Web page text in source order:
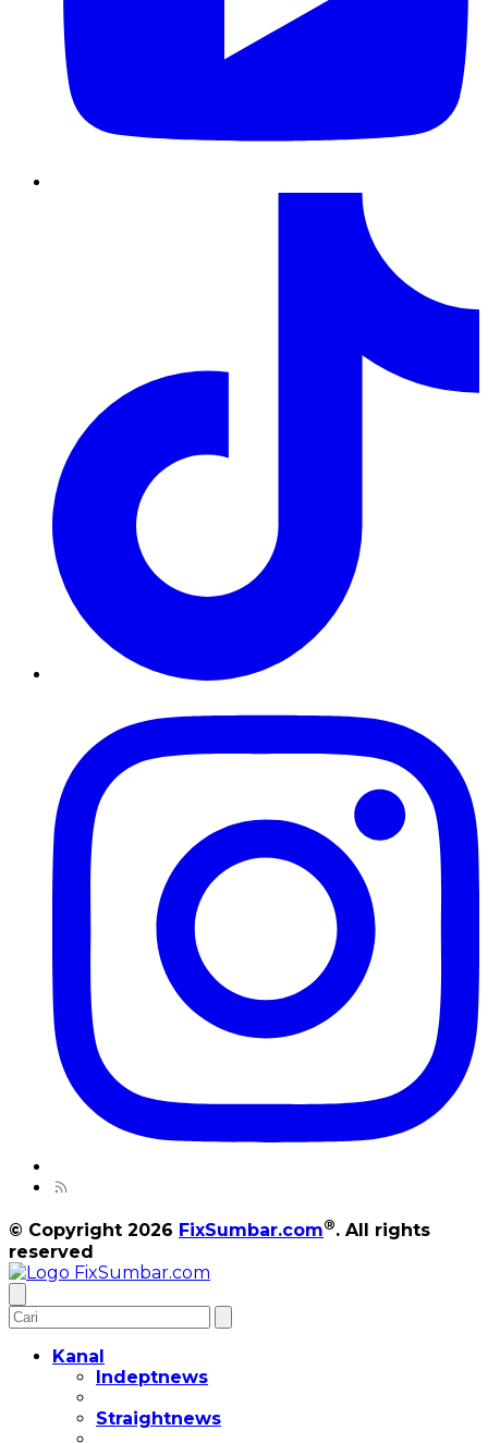
© Copyright 2026 FixSumbar.com®. All rights
reserved
Kanal
Indeptnews
Straightnews